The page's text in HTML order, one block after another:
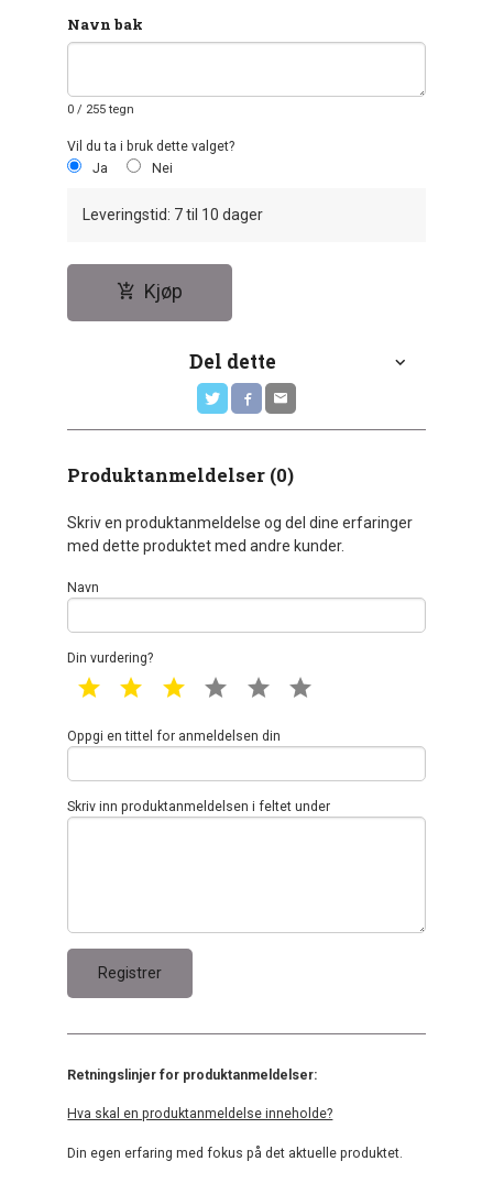
Navn bak
0 / 255 tegn
Vil du ta i bruk dette valget?
Ja
Nei
Leveringstid: 7 til 10 dager
Kjøp
Del dette
Produktanmeldelser (0)
Skriv en produktanmeldelse og del dine erfaringer
med dette produktet med andre kunder.
Navn
Din vurdering?
1 star 2 star 3 star 4 star 5 star
Oppgi en tittel for anmeldelsen din
Skriv inn produktanmeldelsen i feltet under
Retningslinjer for produktanmeldelser:
Hva skal en produktanmeldelse inneholde?
Din egen erfaring med fokus på det aktuelle produktet.